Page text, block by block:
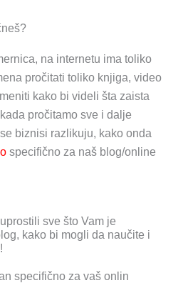
na internetu ima toliko
pročitati toliko knjiga, video
kako bi videli šta zaista
pročitamo sve i dalje
biznisi razlikuju, kako onda
specifično za naš blog/online
sve što Vam je
kako bi mogli da naučite i
specifično za vaš onlin